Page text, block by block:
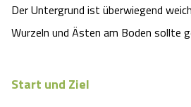
Der Untergrund ist überwiegend
Wurzeln und Ästen am Boden sollte
Start und Ziel